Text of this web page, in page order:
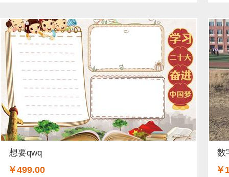
想要qwq
￥499.00
数
￥